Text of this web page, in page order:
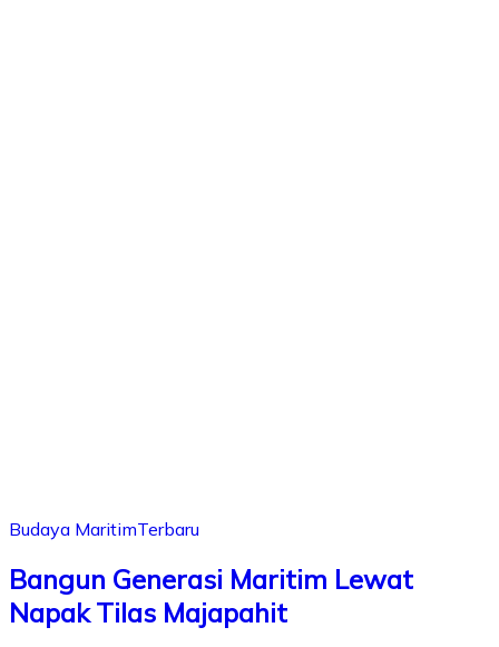
Budaya MaritimTerbaru
Bangun Generasi Maritim Lewat
Napak Tilas Majapahit